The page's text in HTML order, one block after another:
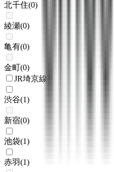
北千住(0)
綾瀬(0)
亀有(0)
金町(0)
JR埼京線
渋谷(1)
新宿(0)
池袋(1)
赤羽(1)